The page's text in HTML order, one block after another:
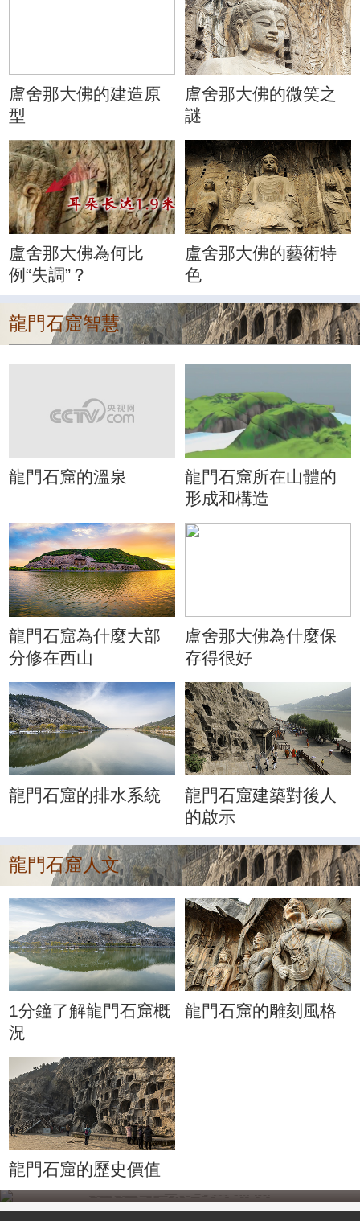
盧舍那大佛的建造原
型
盧舍那大佛的微笑之
謎
盧舍那大佛為何比
例“失調”？
盧舍那大佛的藝術特
色
龍門石窟智慧
龍門石窟的溫泉
龍門石窟所在山體的
形成和構造
龍門石窟為什麼大部
分修在西山
盧舍那大佛為什麼保
存得很好
龍門石窟的排水系統
龍門石窟建築對後人
的啟示
龍門石窟人文
1分鐘了解龍門石窟概
況
龍門石窟的雕刻風格
龍門石窟的歷史價值